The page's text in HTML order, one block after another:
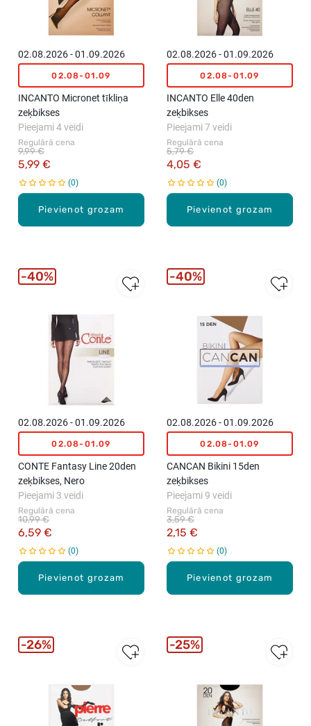
Pievienot grozam
02.08.2026 - 01.09.2026
02.08-01.09
INCANTO Micronet tīkliņa
zeķbikses
Regulārā cena
5,99 €
9,99 €
Pieejami 4 veidi
0
Pievienot grozam
02.08.2026 - 01.09.2026
02.08-01.09
INCANTO Elle 40den
zeķbikses
Regulārā cena
4,05 €
5,79 €
Pieejami 7 veidi
0
Pievienot grozam
02.08.2026 - 01.09.2026
02.08-01.09
CONTE Fantasy Line 20den
zeķbikses, Nero
Regulārā cena
6,59 €
10,99 €
Pieejami 3 veidi
0
40%
Pievienot grozam
02.08.2026 - 01.09.2026
02.08-01.09
CANCAN Bikini 15den
zeķbikses
Regulārā cena
2,15 €
3,59 €
Pieejami 9 veidi
0
40%
26% 25%